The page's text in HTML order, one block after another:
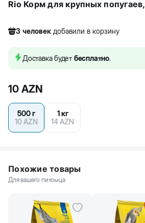
Rio Корм для крупных
3 человек добавили в корзину
33 человек купили товар
Доставка будетбесплатно.
10 AZN
500 г
10 AZN
1 кг
14AZN
Похожие товары
Для вашего питомца